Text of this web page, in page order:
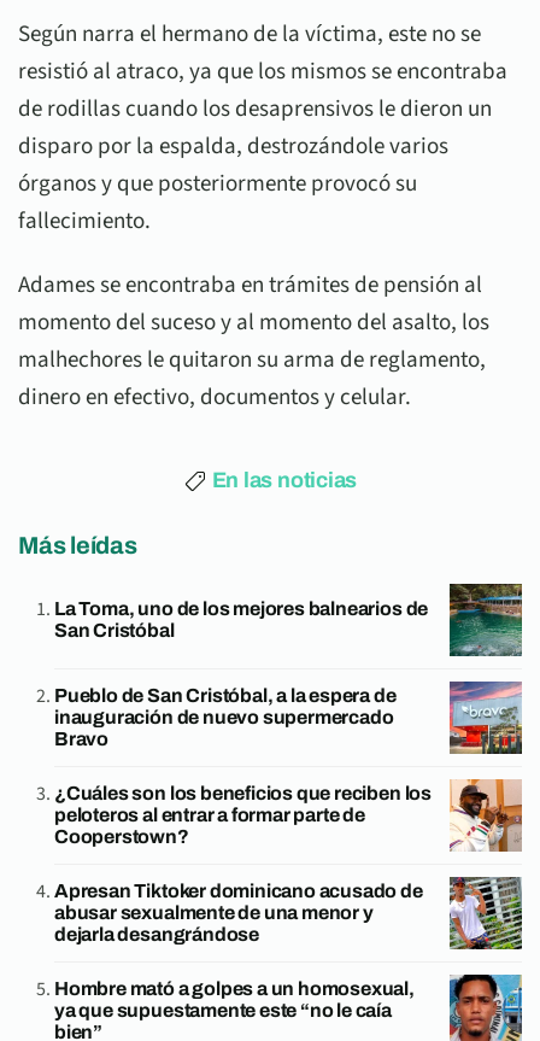
Según narra el hermano de la víctima, este no se
resistió al atraco, ya que los mismos se encontraba
de rodillas cuando los desaprensivos le dieron un
disparo por la espalda, destrozándole varios
órganos y que posteriormente provocó su
fallecimiento.
Adames se encontraba en trámites de pensión al
momento del suceso y al momento del asalto, los
malhechores le quitaron su arma de reglamento,
dinero en efectivo, documentos y celular.
En las noticias
Más leídas
La Toma, uno de los mejores balnearios de
San Cristóbal
Pueblo de San Cristóbal, a la espera de
inauguración de nuevo supermercado
Bravo
¿Cuáles son los beneficios que reciben los
peloteros al entrar a formar parte de
Cooperstown?
Apresan Tiktoker dominicano acusado de
abusar sexualmente de una menor y
dejarla desangrándose
Hombre mató a golpes a un homosexual,
ya que supuestamente este “no le caía
bien”